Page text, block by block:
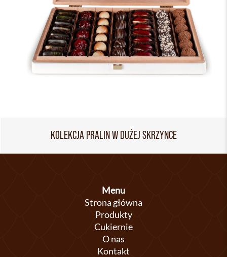
KOLEKCJA PRALIN W DUŻEJ SKRZYNCE
Menu
Strona główna
Produkty
Cukiernie
O nas
Kontakt